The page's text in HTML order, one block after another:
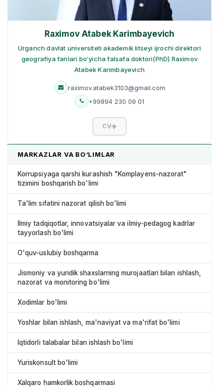
Raximov Atabek Karimbayevich
Urganch davlat universiteti akademik litseyi ijrochi direktori
geografiya fanlari bo‘yicha falsafa doktori(PhD) Raximov
Atabek Karimbayevich
raximov.atabek3103@gmail.com
+99894 230 09 01
CV
MARKAZLAR VA BO‘LIMLAR
Korrupsiyaga qarshi kurashish "Komplayens-nazorat"
tizimini boshqarish bo'limi
Ta'lim sifatini nazorat qilish bo'limi
Ilmiy tadqiqotlar, innovatsiyalar va ilmiy-pedagog kadrlar
tayyorlash bo'limi
O'quv-uslubiy boshqarma
Jismoniy va yuridik shaxslarning murojaatlari bilan ishlash,
nazorat va monitoring bo'limi
Xodimlar bo'limi
Yoshlar bilan ishlash, ma'naviyat va ma'rifat bo'limi
Iqtidorli talabalar bilan ishlash bo'limi
Yuriskonsult bo'limi
Xalqaro hamkorlik boshqarmasi